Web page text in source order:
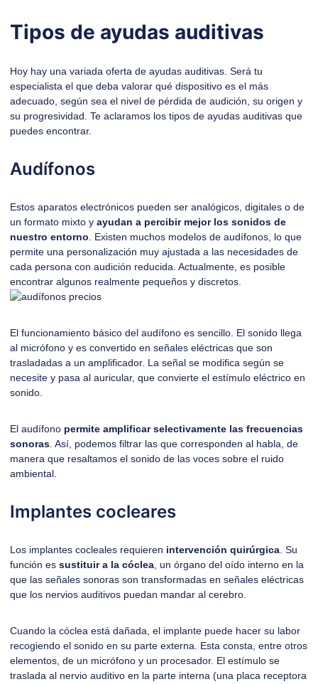
Tipos de ayudas auditivas
Hoy hay una variada oferta de ayudas auditivas. Será tu
especialista el que deba valorar qué dispositivo es el más
adecuado, según sea el nivel de pérdida de audición, su origen y
su progresividad. Te aclaramos los tipos de ayudas auditivas que
puedes encontrar.
Audífonos
Estos aparatos electrónicos pueden ser analógicos, digitales o de
un formato mixto y ayudan a percibir mejor los sonidos de
nuestro entorno . Existen muchos modelos de audífonos, lo que
permite una personalización muy ajustada a las necesidades de
cada persona con audición reducida. Actualmente, es posible
encontrar algunos realmente pequeños y discretos.
El funcionamiento básico del audífono es sencillo. El sonido llega
al micrófono y es convertido en señales eléctricas que son
trasladadas a un amplificador. La señal se modifica según se
necesite y pasa al auricular, que convierte el estímulo eléctrico en
sonido.
El audífono permite amplificar selectivamente las frecuencias
sonoras . Así, podemos filtrar las que corresponden al habla, de
manera que resaltamos el sonido de las voces sobre el ruido
ambiental.
Implantes cocleares
Los implantes cocleales requieren intervención quirúrgica . Su
función es sustituir a la cóclea , un órgano del oído interno en la
que las señales sonoras son transformadas en señales eléctricas
que los nervios auditivos puedan mandar al cerebro.
Cuando la cóclea está dañada, el implante puede hacer su labor
recogiendo el sonido en su parte externa. Esta consta, entre otros
elementos, de un micrófono y un procesador. El estímulo se
traslada al nervio auditivo en la parte interna (una placa receptora